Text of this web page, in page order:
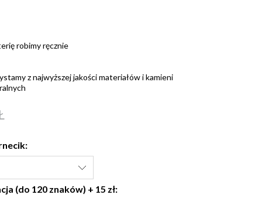
robimy ręcznie
z najwyższej jakości materiałów i kamieni
(do 120 znaków) + 15 zł: